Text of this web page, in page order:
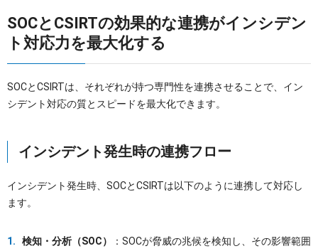
SOCとCSIRTの効果的な連携がインシデン
ト対応力を最大化する
SOCとCSIRTは、それぞれが持つ専門性を連携させることで、イン
シデント対応の質とスピードを最大化できます。
インシデント発生時の連携フロー
インシデント発生時、SOCとCSIRTは以下のように連携して対応し
ます。
検知・分析（SOC）
：SOCが脅威の兆候を検知し、その影響範囲